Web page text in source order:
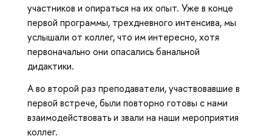
участников и опираться на их опыт. Уже в конце
первой программы, трехдневного интенсива, мы
услышали от коллег, что им интересно, хотя
первоначально они опасались банальной
дидактики.
А во второй раз преподаватели, участвовавшие в
первой встрече, были повторно готовы с нами
взаимодействовать и звали на наши мероприятия
коллег.